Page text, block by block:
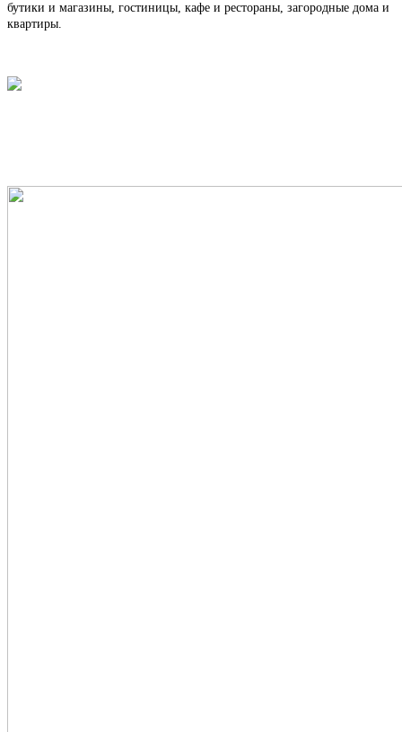
бутики и магазины, гостиницы, кафе и рестораны, загородные дома и
квартиры.